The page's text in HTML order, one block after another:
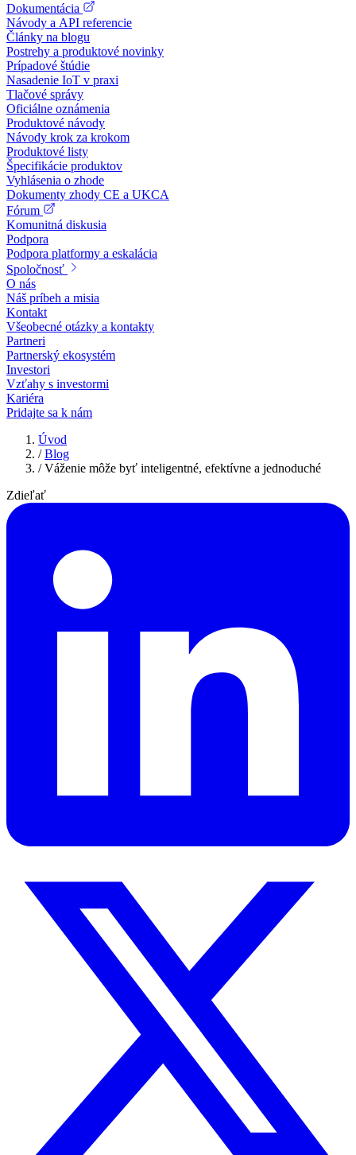
Dokumentácia
Návody a API referencie
Články na blogu
Postrehy a produktové novinky
Prípadové štúdie
Nasadenie IoT v praxi
Tlačové správy
Oficiálne oznámenia
Produktové návody
Návody krok za krokom
Produktové listy
Špecifikácie produktov
Vyhlásenia o zhode
Dokumenty zhody CE a UKCA
Fórum
Komunitná diskusia
Podpora
Podpora platformy a eskalácia
Spoločnosť
O nás
Náš príbeh a misia
Kontakt
Všeobecné otázky a kontakty
Partneri
Partnerský ekosystém
Investori
Vzťahy s investormi
Kariéra
Pridajte sa k nám
Úvod
/ Blog
/ Váženie môže byť inteligentné, efektívne a jednoduché
Zdieľať